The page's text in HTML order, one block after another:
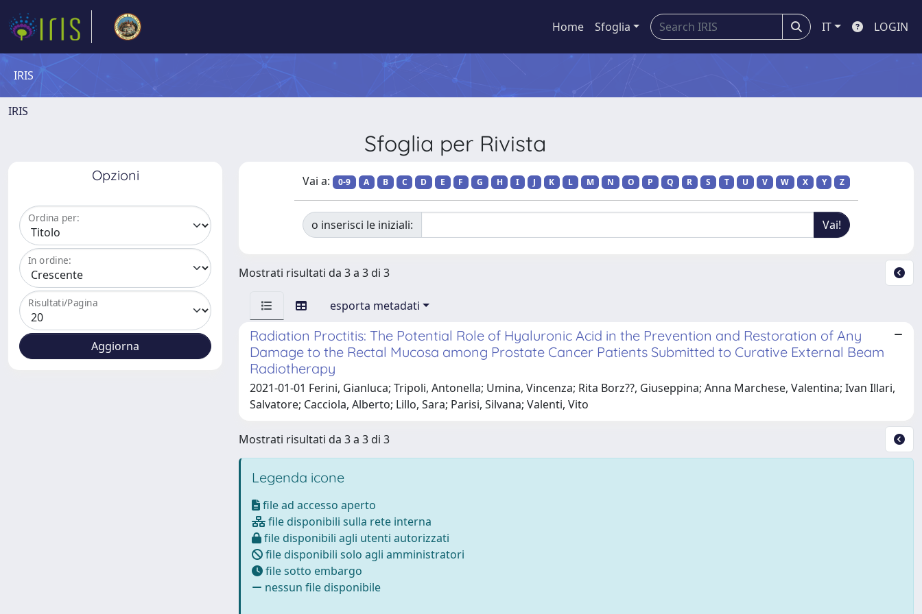
Home Sfoglia IT LOGIN
IRIS
IRIS
Sfoglia per Rivista
Opzioni
Ordina per:
In ordine:
Risultati/Pagina
Vai a: 0-9 A B C D E F G H I J K L M N O P Q R S T U V W X Y Z
o inserisci le iniziali:
Mostrati risultati da 3 a 3 di 3
esporta metadati
Radiation Proctitis: The Potential Role of Hyaluronic Acid in the Prevention and Restoration of Any
Damage to the Rectal Mucosa among Prostate Cancer Patients Submitted to Curative External Beam
Radiotherapy
2021-01-01 Ferini, Gianluca; Tripoli, Antonella; Umina, Vincenza; Rita Borz??, Giuseppina; Anna Marchese, Valentina; Ivan Illari,
Salvatore; Cacciola, Alberto; Lillo, Sara; Parisi, Silvana; Valenti, Vito
Mostrati risultati da 3 a 3 di 3
Legenda icone
file ad accesso aperto
file disponibili sulla rete interna
file disponibili agli utenti autorizzati
file disponibili solo agli amministratori
file sotto embargo
nessun file disponibile